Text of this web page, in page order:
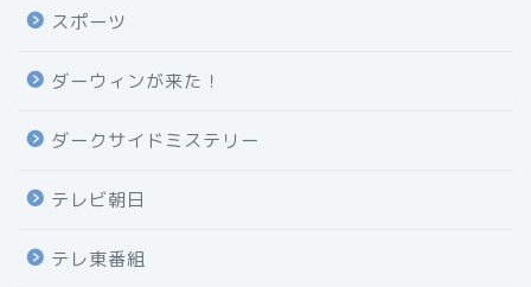
スポーツ
ダーウィンが来た！
ダークサイドミステリー
テレビ朝日
テレ東番組